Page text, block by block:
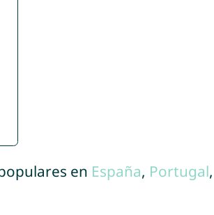
en España, Portugal,